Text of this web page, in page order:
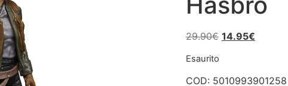
29.90€ Il
era:
14.95€Il
è:
Esaurito
COD: 5010993901258